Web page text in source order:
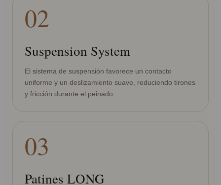
02
Suspension System
El sistema de suspensión favorece un contacto
uniforme y un deslizamiento suave, reduciendo tirones
y fricción durante el peinado.
03
Patines LONG